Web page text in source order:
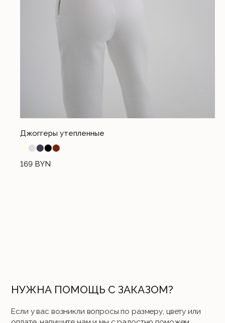
Джоггеры утепленные
⬤⬤⬤⬤
169 BYN
© 2023. Все права защищены